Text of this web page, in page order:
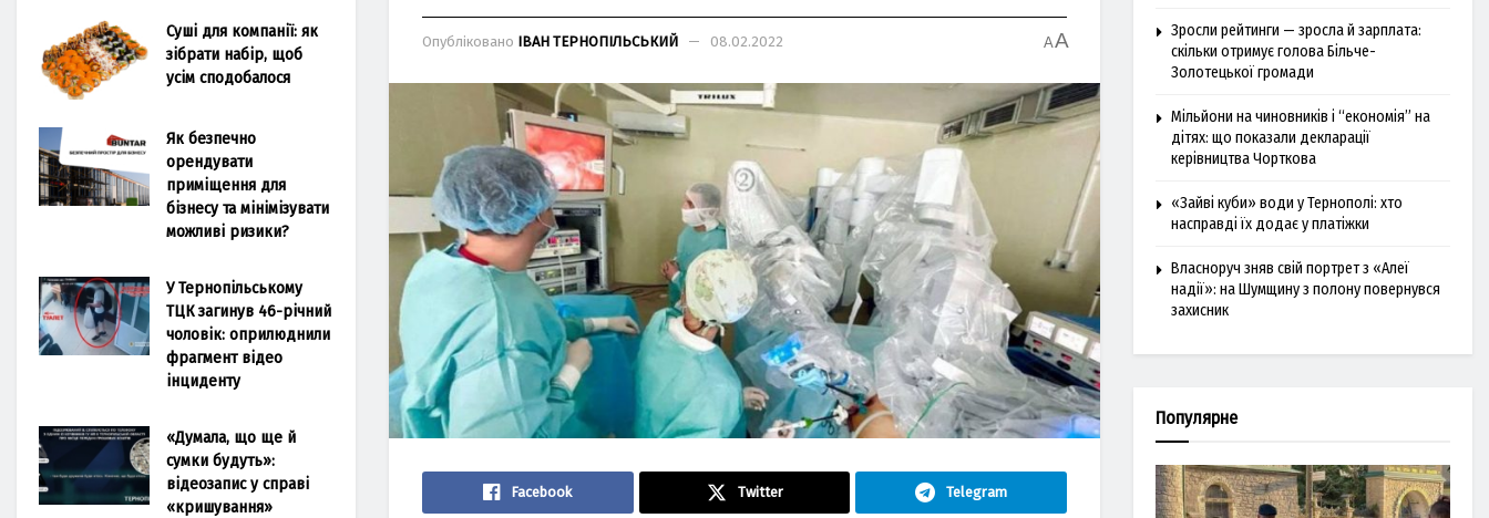
Опубліковано ІВАН ТЕРНОПІЛЬСЬКИЙ 08.02.2022 AA
Facebook Twitter Telegram
Суші для компанії: як
зібрати набір, щоб
усім сподобалося
Як безпечно
орендувати
приміщення для
бізнесу та мінімізувати
можливі ризики?
У Тернопільському
ТЦК загинув 46-річний
чоловік: оприлюднили
фрагмент відео
інциденту
«Думала, що ще й
сумки будуть»:
відеозапис у справі
«кришування»
Зросли рейтинги — зросла й зарплата:
скільки отримує голова Більче-
Золотецької громади
Мільйони на чиновників і “економія” на
дітях: що показали декларації
керівництва Чорткова
«Зайві куби» води у Тернополі: хто
насправді їх додає у платіжки
Власноруч зняв свій портрет з «Алеї
надії»: на Шумщину з полону повернувся
захисник
Популярне